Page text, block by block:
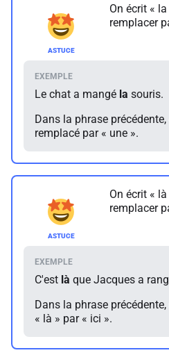
On écrit «
remplacer
Le chat a mangé la souris.
Dans la phrase
remplacé par « une ».
On écrit «
remplacer
C'est là que Jacques a
Dans la phrase
« là » par « ici ».